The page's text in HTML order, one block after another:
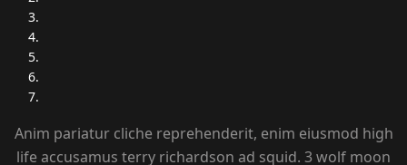
Anim pariatur cliche reprehenderit, enim eiusmod high
life accusamus terry richardson ad squid. 3 wolf moon